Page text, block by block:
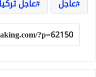
عاجل
عاجل تركيا